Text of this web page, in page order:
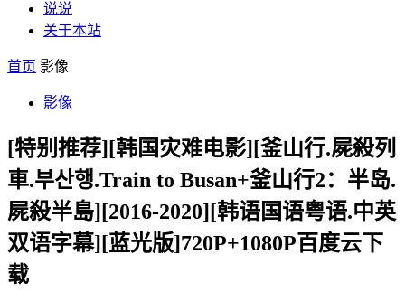
说说
关于本站
首页 影像
影像
[特别推荐][韩国灾难电影][釜山行.屍殺列
車.부산행.Train to Busan+釜山行2：半岛.
屍殺半島][2016-2020][韩语国语粤语.中英
双语字幕][蓝光版]720P+1080P百度云下
载